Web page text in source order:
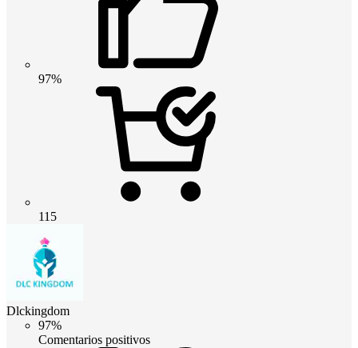
97%
115
Dlckingdom
97%
Comentarios positivos